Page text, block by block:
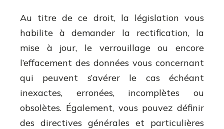
Au titre de ce droit, la législation vous
habilite à demander la rectification, la
mise à jour, le verrouillage ou encore
l’effacement des données vous concernant
qui peuvent s’avérer le cas échéant
inexactes, erronées, incomplètes ou
obsolètes. Également, vous pouvez définir
des directives générales et particulières